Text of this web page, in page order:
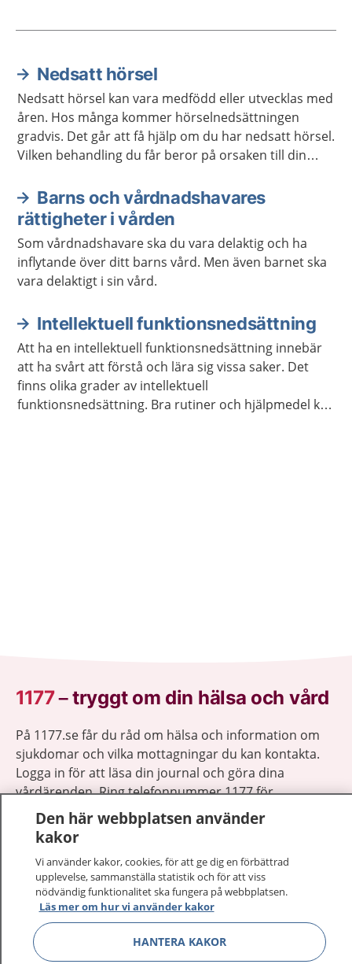
Aktuella artiklar
Nedsatt hörsel
Nedsatt hörsel kan vara medfödd eller utvecklas med
åren. Hos många kommer hörselnedsättningen
gradvis. Det går att få hjälp om du har nedsatt hörsel.
Vilken behandling du får beror på orsaken till din
Barns och vårdnadshavares
rättigheter i vården
Som vårdnadshavare ska du vara delaktig och ha
inflytande över ditt barns vård. Men även barnet ska
vara delaktigt i sin vård.
Intellektuell funktionsnedsättning
Att ha en intellektuell funktionsnedsättning innebär
att ha svårt att förstå och lära sig vissa saker. Det
finns olika grader av intellektuell
funktionsnedsättning. Bra rutiner och hjälpmedel kan
1177–tryggt om din hälsa och vård
På 1177.se får du råd om hälsa och information om
sjukdomar och vilka mottagningar du kan kontakta.
Logga in för att läsa din journal och göra dina
vårdärenden. Ring telefonnummer 1177 för
sjukvårdsrådgivning dygnet runt.
1177 ger dig råd när du vill må bättre.
1177 på flera språk Visa
Den här webbplatsen använder
kakor
Vi använder kakor, cookies, för att ge dig en förbättrad
upplevelse, sammanställa statistik och för att viss
nödvändig funktionalitet ska fungera på webbplatsen.
Läs mer om hur vi använder kakor
HANTERA KAKOR